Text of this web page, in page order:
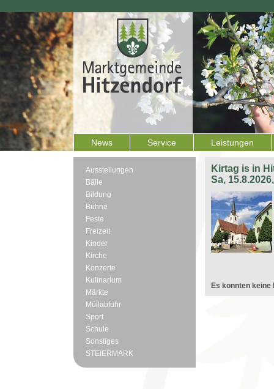
News Service Leistungen
Ausstellungen
Bälle
Bildung
Bühne
Feste
Freizeit
Kinder
Kirche
Konzerte
Kulinarium
Märkte
Müllabfuhr
Sport
Schule
Sonstiges
STEIERMARK
Kirtag is in
Sa,
Es konnten keine